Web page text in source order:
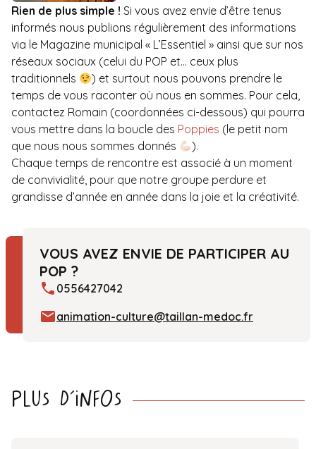
Rien de plus simple ! Si vous avez envie d’être tenus
informés nous publions régulièrement des informations
via le Magazine municipal « L’Essentiel » ainsi que sur nos
réseaux sociaux (celui du POP et… ceux plus
traditionnels
) et surtout nous pouvons prendre le
temps de vous raconter où nous en sommes. Pour cela,
contactez Romain (coordonnées ci-dessous) qui pourra
vous mettre dans la boucle des Poppies (le petit nom
que nous nous sommes donnés
).
Chaque temps de rencontre est associé à un moment
de convivialité, pour que notre groupe perdure et
grandisse d’année en année dans la joie et la créativité.
VOUS AVEZ ENVIE DE PARTICIPER AU
POP ?
0556427042
animation-culture@taillan-medoc.fr
Plus d’infos